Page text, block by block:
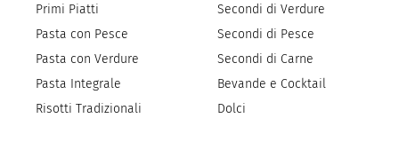
Primi Piatti
Pasta con Pesce
Pasta con Verdure
Pasta Integrale
Risotti Tradizionali
Secondi di Verdure
Secondi di Pesce
Secondi di Carne
Bevande e Cocktail
Dolci